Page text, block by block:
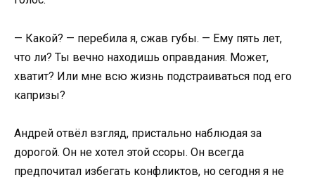
— Какой? — перебила я, сжав губы. — Ему пять лет,
что ли? Ты вечно находишь оправдания. Может,
хватит? Или мне всю жизнь подстраиваться под его
капризы?
Андрей отвёл взгляд, пристально наблюдая за
дорогой. Он не хотел этой ссоры. Он всегда
предпочитал избегать конфликтов, но сегодня я не